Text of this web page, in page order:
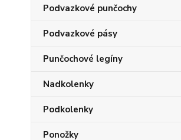
Podvazkové punčochy
Podvazkové pásy
Punčochové legíny
Nadkolenky
Podkolenky
Ponožky